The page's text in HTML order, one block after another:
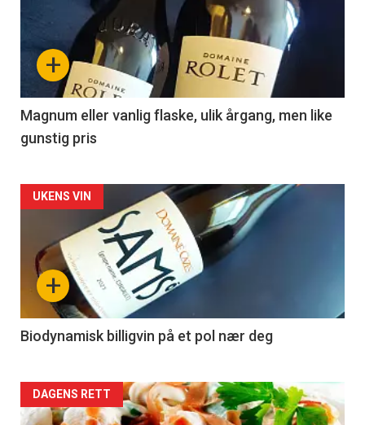
akkurat
nå
3
+
Magnum eller vanlig flaske, ulik årgang, men like
gunstig pris
Forsiden
akkurat
nå
4
+
UKENS VIN
Biodynamisk billigvin på et pol nær deg
Forsiden
DAGENS RETT